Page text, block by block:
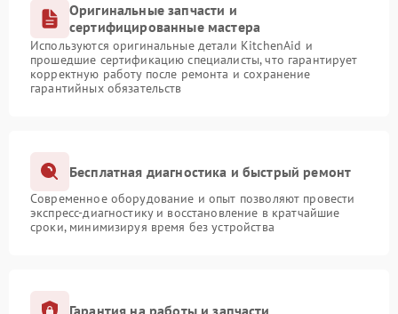
Оригинальные запчасти и
сертифицированные мастера
Используются оригинальные детали KitchenAid и
прошедшие сертификацию специалисты, что гарантирует
корректную работу после ремонта и сохранение
гарантийных обязательств
Бесплатная диагностика и быстрый ремонт
Современное оборудование и опыт позволяют провести
экспресс-диагностику и восстановление в кратчайшие
сроки, минимизируя время без устройства
Гарантия на работы и запчасти